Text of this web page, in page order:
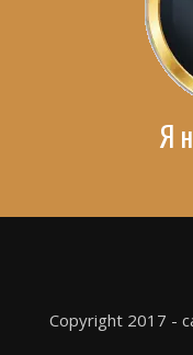
Я
Copyright 2017 -